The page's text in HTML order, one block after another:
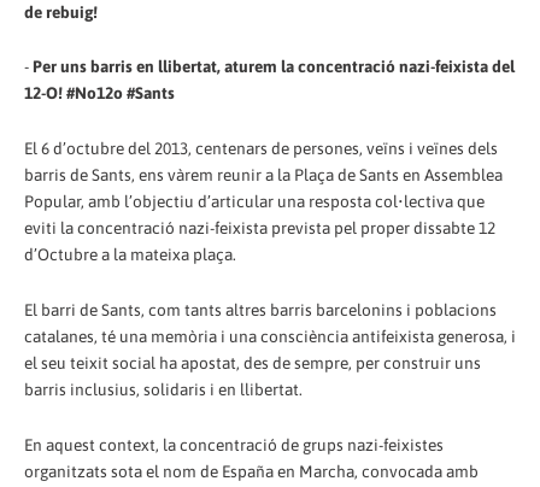
de rebuig!
- Per uns barris en llibertat, aturem la concentració nazi-feixista del
12-O! #No12o #Sants
El 6 d’octubre del 2013, centenars de persones, veïns i veïnes dels
barris de Sants, ens vàrem reunir a la Plaça de Sants en Assemblea
Popular, amb l’objectiu d’articular una resposta col•lectiva que
eviti la concentració nazi-feixista prevista pel proper dissabte 12
d’Octubre a la mateixa plaça.
El barri de Sants, com tants altres barris barcelonins i poblacions
catalanes, té una memòria i una consciència antifeixista generosa, i
el seu teixit social ha apostat, des de sempre, per construir uns
barris inclusius, solidaris i en llibertat.
En aquest context, la concentració de grups nazi-feixistes
organitzats sota el nom de España en Marcha, convocada amb